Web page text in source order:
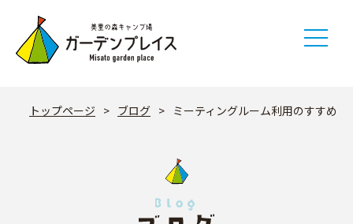
content
トップページ > ブログ > ミーティングルーム利用のすすめ